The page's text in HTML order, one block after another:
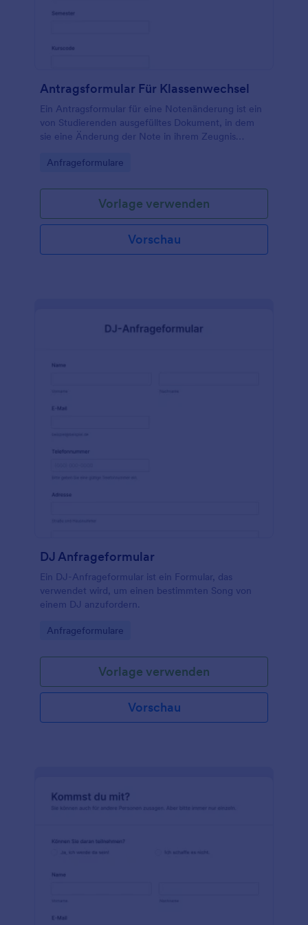
Antragsformular Für Klassenwechsel
Ein Antragsformular für eine Notenänderung ist ein
von Studierenden ausgefülltes Dokument, in dem
sie eine Änderung der Note in ihrem Zeugnis
Go to Category:
Anfrageformulare
Vorlage verwenden
Vorschau
DJ Anfrageformular
Ein DJ-Anfrageformular ist ein Formular, das
verwendet wird, um einen bestimmten Song von
einem DJ anzufordern.
Go to Category:
Anfrageformulare
Vorlage verwenden
Vorschau